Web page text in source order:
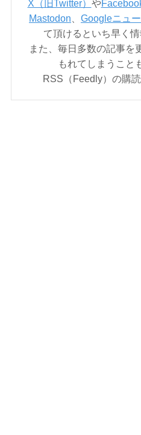
X（旧Twitter） や
Mastodon
Googleニュ
て頂けるといち早く情
また、毎日多数の記事を
もれてしまうこと
RSS（Feedly）の購